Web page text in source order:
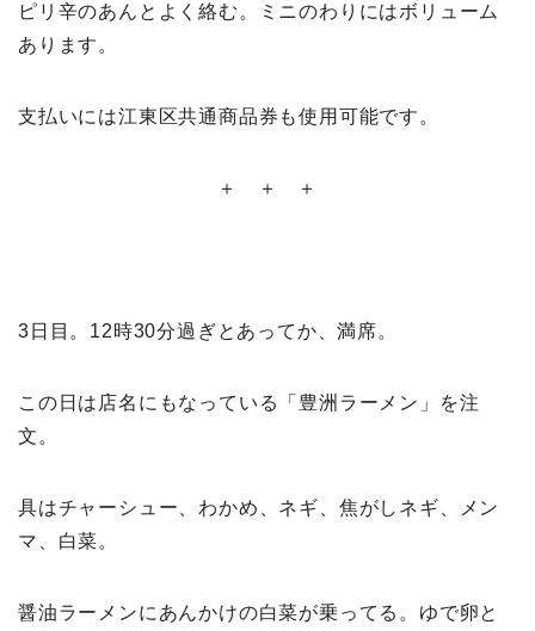
ピリ辛のあんとよく絡む。ミニのわりにはボリューム
あります。
支払いには江東区共通商品券も使用可能です。
＋ ＋ ＋
3日目。12時30分過ぎとあってか、満席。
この日は店名にもなっている「豊洲ラーメン」を注
文。
具はチャーシュー、わかめ、ネギ、焦がしネギ、メン
マ、白菜。
醤油ラーメンにあんかけの白菜が乗ってる。ゆで卵と